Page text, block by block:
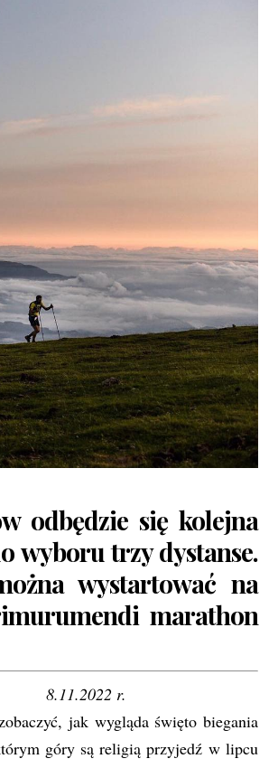
odbędzie się kolejna
wyboru trzy dystanse.
wystartować na
marathon
8.11.2022 r.
jak wygląda święto biegania
góry są religią przyjedź w lipcu